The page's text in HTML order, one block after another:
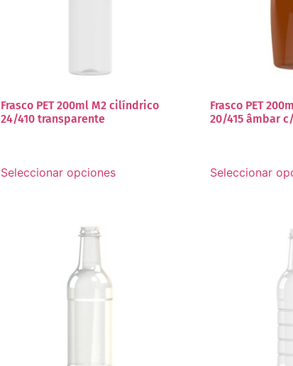
Frasco PET 200ml M2 cilíndrico
24/410 transparente
Seleccionar opciones
Frasco PET
20/415 âmbar
Seleccionar